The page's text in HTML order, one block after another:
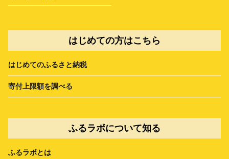
はじめての方はこちら
はじめてのふるさと納税
寄付上限額を調べる
ふるラボについて知る
ふるラボとは